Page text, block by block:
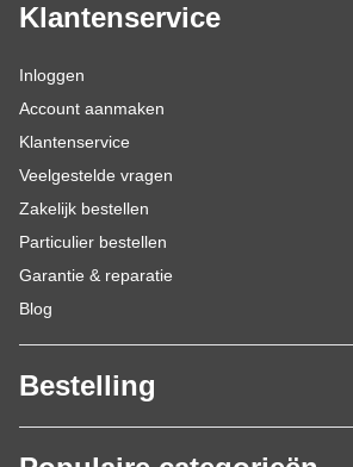
Klantenservice
Inloggen
Account aanmaken
Klantenservice
Veelgestelde vragen
Zakelijk bestellen
Particulier bestellen
Garantie & reparatie
Blog
Bestelling